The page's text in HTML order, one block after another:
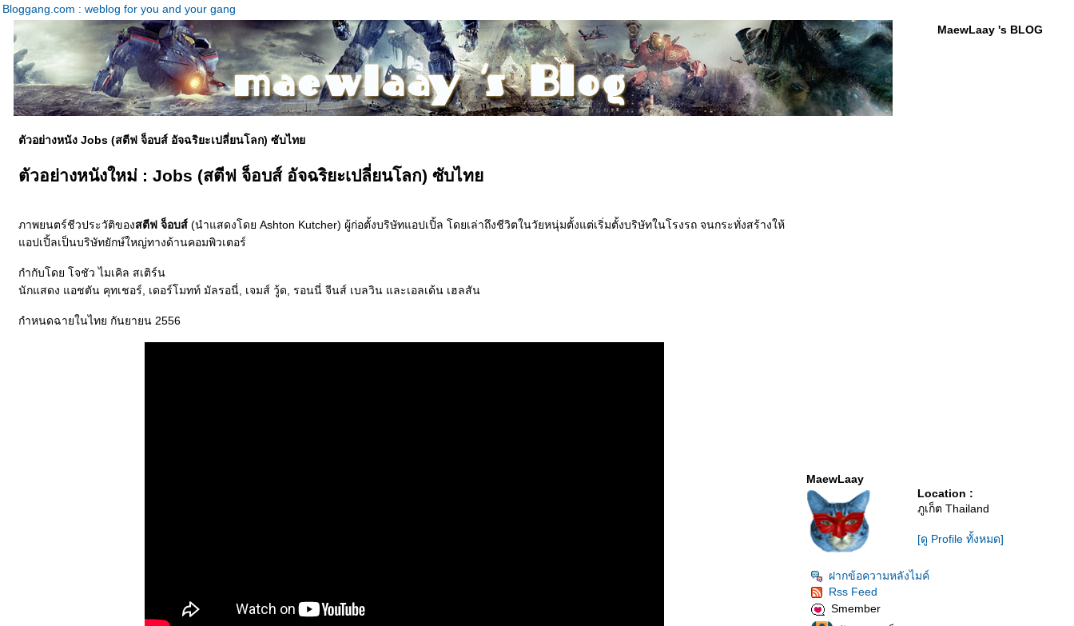
Bloggang.com : weblog for you and your gang
MaewLaay 's BLOG
ตัวอย่างหนัง Jobs (สตีฟ จ็อบส์ อัจฉริยะเปลี่ยนโลก) ซับไท
ตัวอย่างหนังใหม่ : Jobs (สตีฟ จ็อบส์ อัจฉริยะเปลี่ยนโลก) ซับไท
ภาพยนตร์ชีวประวัติของสตีฟ จ็อบส์ (นำแสดงโดย Ashton Kutcher) ผู้ก่อตั้งบริษัทแอปเปิ้ล โดยเล่าถึงชีวิตในวัยหนุ่มตั้งแต่เริ่มตั้งบริษัทในโรงรถ จนกระทั่งสร้างให้
อปเปิ้ลเป็นบริษัทยักษ์ใหญ่ทางด้านคอมพิวเตอร์
กำกับโดย โจชัว ไมเคิล สเติร์น
นักแสดง อชตัน คุทเชอร์, เดอร์โมทท์ มัลรอนี่, เจมส์ วู้ด, รอนนี่ จีนส์ เบลวิน และเอลเด้น เฮลสัน
กำหนดฉายในไทย กันยายน 2556
MaewLaay
Location :
ภูเก็ต Thailand
[ดู Profile ทั้งหมด]
ฝากข้อความหลังไมค์
Rss Feed
Smember